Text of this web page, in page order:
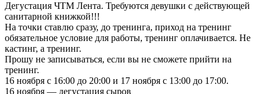
Дегустация ЧТМ Лента. Требуются девушки с действующей
санитарной книжкой!!!
На точки ставлю сразу, до тренинга, приход на тренинг
обязательное условие для работы, тренинг оплачивается. Не
кастинг, а тренинг.
Прошу не записываться, если вы не сможете прийти на
тренинг.
16 ноября с 16:00 до 20:00 и 17 ноября с 13:00 до 17:00.
16 ноября — дегустация сыров